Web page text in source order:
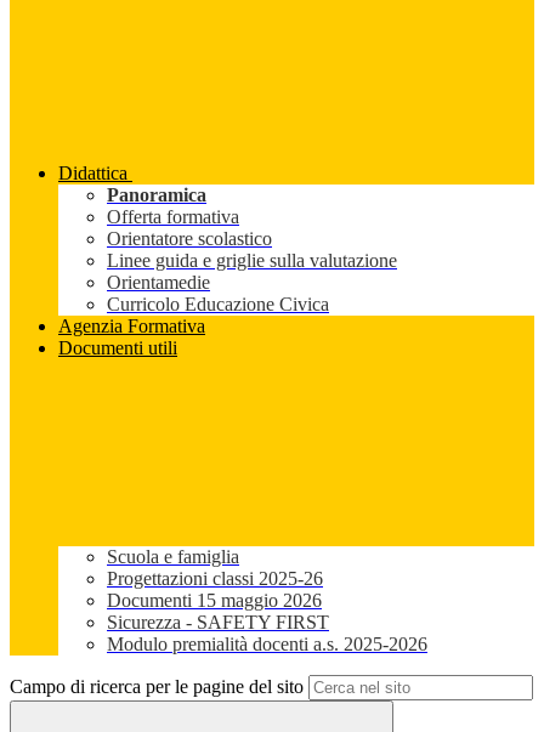
Didattica
Panoramica
Offerta formativa
Orientatore scolastico
Linee guida e griglie sulla valutazione
Orientamedie
Curricolo Educazione Civica
Agenzia Formativa
Documenti utili
Scuola e famiglia
Progettazioni classi 2025-26
Documenti 15 maggio 2026
Sicurezza - SAFETY FIRST
Modulo premialità docenti a.s. 2025-2026
Campo di ricerca per le pagine del sito